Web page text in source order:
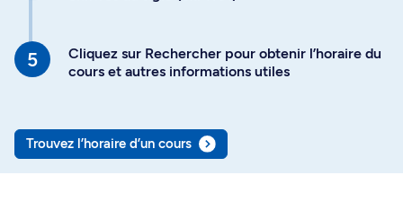
Cliquez sur Rechercher pour obtenir l’horaire du
cours et autres informations utiles
Trouvez l’horaire d’un cours